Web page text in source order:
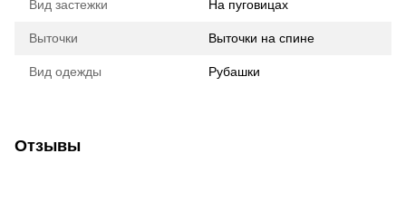
Вид застежки На пуговицах
Выточки Выточки на спине
Вид одежды Рубашки
Отзывы